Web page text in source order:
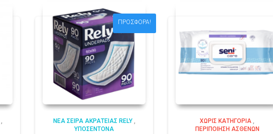
ΠΡΟΣΦΟΡΆ!
ΝΈΑ ΣΕΙΡΆ ΑΚΡΆΤΕΙΑΣ RELY,
ΥΠΟΣΈΝΤΟΝΑ
ΧΩΡΊΣ ΚΑΤΗΓΟΡΊΑ
ΠΕΡΙΠΟΊΗΣΗ AΣΘΕΝΏΝ